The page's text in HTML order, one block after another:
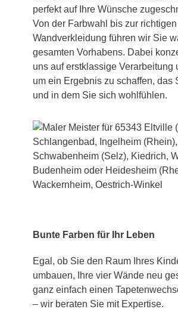
perfekt auf Ihre Wünsche
Von der Farbwahl bis zur richtigen
Wandverkleidung führen wir Sie
gesamten Vorhabens. Dabei
uns auf erstklassige Verarbeitung
um ein Ergebnis zu schaffen, das
und in dem Sie sich wohlfühlen.
Bunte Farben für Ihr Leben
Egal, ob Sie den Raum Ihres
umbauen, Ihre vier Wände neu
ganz einfach einen
– wir beraten Sie mit Expertise.